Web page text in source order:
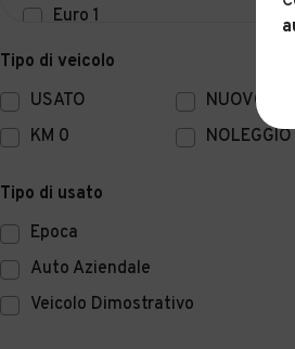
Euro 1
Euro 0
Tipo di veicolo
USATO
NUOVO
KM 0
NOLEGGIO
Tipo di usato
Epoca
Auto Aziendale
Veicolo Dimostrativo